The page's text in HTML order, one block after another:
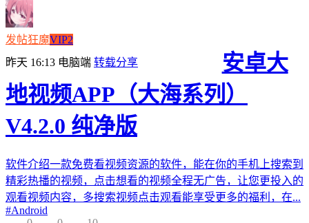
发帖狂魔VIP2
昨天 16:13 电脑端 转载分享
安卓大
地视频APP（大海系列）
V4.2.0 纯净版
软件介绍一款免费看视频资源的软件，能在你的手机上搜索到
精彩热播的视频，点击想看的视频全程无广告，让您更投入的
观看视频内容，多搜索视频点击观看能享受更多的福利，在...
#Android